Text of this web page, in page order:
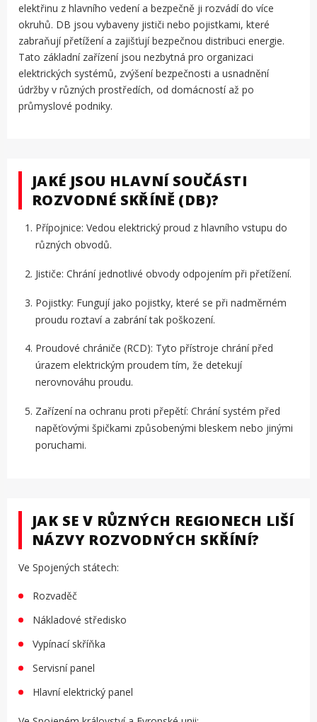
elektřinu z hlavního vedení a bezpečně ji rozvádí do více
okruhů. DB jsou vybaveny jističi nebo pojistkami, které
zabraňují přetížení a zajišťují bezpečnou distribuci energie.
Tato základní zařízení jsou nezbytná pro organizaci
elektrických systémů, zvýšení bezpečnosti a usnadnění
údržby v různých prostředích, od domácností až po
průmyslové podniky.
JAKÉ JSOU HLAVNÍ SOUČÁSTI
ROZVODNÉ SKŘÍNĚ (DB)?
Přípojnice: Vedou elektrický proud z hlavního vstupu do
různých obvodů.
Jističe: Chrání jednotlivé obvody odpojením při přetížení.
Pojistky: Fungují jako pojistky, které se při nadměrném
proudu roztaví a zabrání tak poškození.
Proudové chrániče (RCD): Tyto přístroje chrání před
úrazem elektrickým proudem tím, že detekují
nerovnováhu proudu.
Zařízení na ochranu proti přepětí: Chrání systém před
napěťovými špičkami způsobenými bleskem nebo jinými
poruchami.
JAK SE V RŮZNÝCH REGIONECH LIŠÍ
NÁZVY ROZVODNÝCH SKŘÍNÍ?
Ve Spojených státech:
Rozvaděč
Nákladové středisko
Vypínací skříňka
Servisní panel
Hlavní elektrický panel